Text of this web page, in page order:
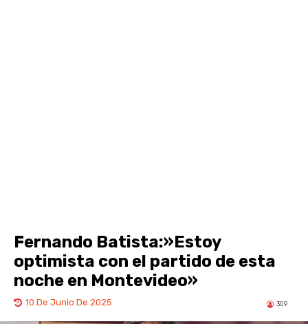
Fernando Batista:»Estoy
optimista con el partido de esta
noche en Montevideo»
10 De Junio De 2025 309